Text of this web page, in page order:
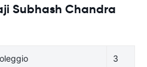
Subhash Chandra
3